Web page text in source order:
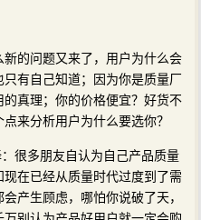
的问题又来了，用户为什么会
有自己知道；因为你是质量厂
真理；你的价格便宜？好货不
来分析用户为什么要选你？
很多朋友自认为自己产品质量
在已经从质量时代过度到了需
产生顾虑，哪怕你说破了天，